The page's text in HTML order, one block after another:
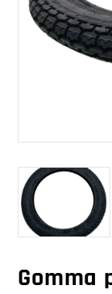
Gomma